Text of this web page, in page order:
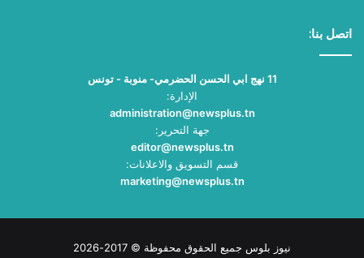
اتصل بنا:
11 نهج ابي الحسن الحضرمي- منوبة - تونس
الإدارة:
administration@newsplus.tn
جهة التحرير:
editor@newsplus.tn
قسم التسويق والاعلانات:
marketing@newsplus.tn
نيوز بلوس جميع الحقوق محفوظة © 2017-2026